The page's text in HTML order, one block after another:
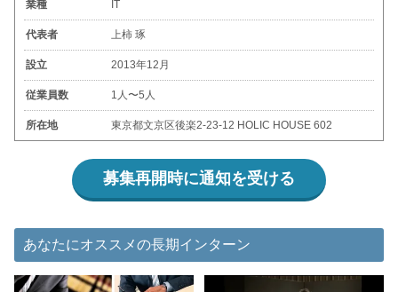
業種 IT
代表者 上柿 琢
設立 2013年12月
従業員数 1人〜5人
所在地 東京都文京区後楽2-23-12 HOLIC HOUSE 602
募集再開時に通知を受ける
あなたにオススメの長期インターン